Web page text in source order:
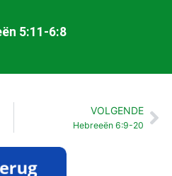
5:11-6:8
VOLGENDE
Hebreeën 6:9-20